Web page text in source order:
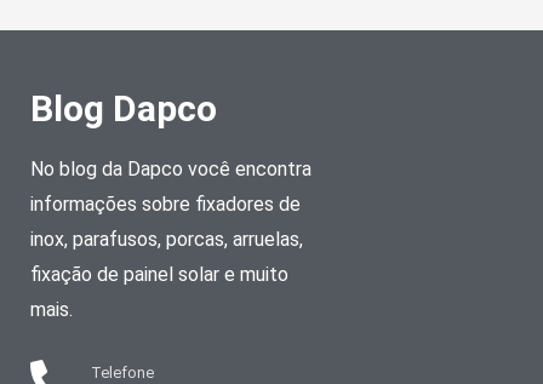
Blog Dapco
No blog da Dapco você encontra
informações sobre fixadores de
inox, parafusos, porcas, arruelas,
fixação de painel solar e muito
mais.
Telefone